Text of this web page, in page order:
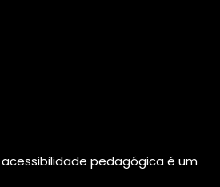
acessibilidade pedagógica é um